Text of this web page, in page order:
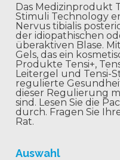
Das Medizinprodukt
Stimuli Technology
Nervus tibialis
der idiopathischen
überaktiven Blase.
Gels, das ein
Produkte Tensi+,
Leitergel und Tensi-
regulierte
dieser Regulierung
sind. Lesen Sie die
durch. Fragen Sie
Rat.
Auswahl